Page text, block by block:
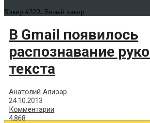
Хакер #322. Белый хакер
В Gmail появилось
распознавание
текста
Анатолий Ализар
24.10.2013
Комментарии
4,868